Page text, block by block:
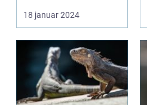
ordenen
Apterygiformes o...
18 januar 2024